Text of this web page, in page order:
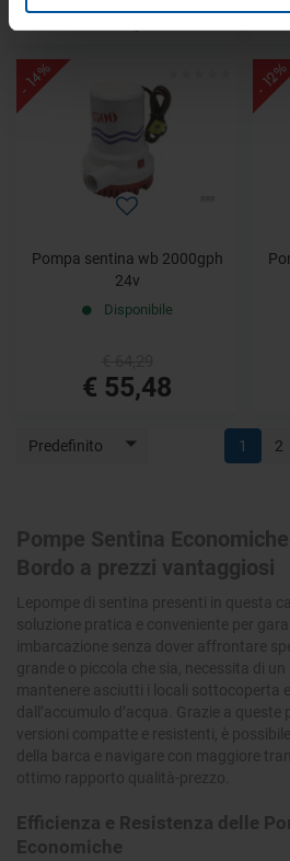
€ 51,33
- 14%
Pompa sentina wb 2000gph
24v
Disponibile
€ 55,48
-
Predefinito 1 2
Pompe Sentina
Bordo a prezzi vantaggiosi
Lepompe di sentina presenti in questa
soluzione pratica e conveniente per
imbarcazione senza dover affrontare
grande o piccola che sia, necessita di un
mantenere asciutti i locali sottocoperta
dall’accumulo d’acqua. Grazie a queste
versioni compatte e resistenti, è
della barca e navigare con maggiore
ottimo rapporto qualità-prezzo.
Efficienza e Resistenza delle
Economiche